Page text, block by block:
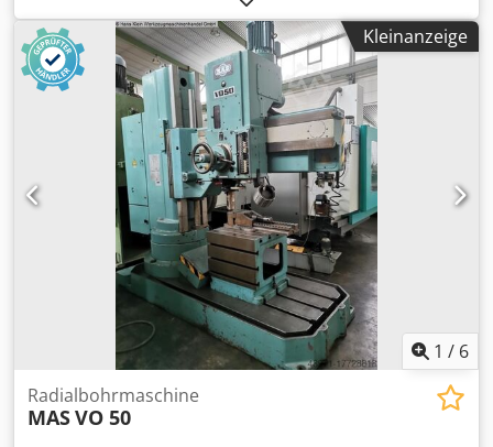
Hauptspindelantriebsleistung 65/80 kW
Hauptspindeldrehzahlen: 2800 Werkstückwechsler 12
Plätze Vorschub z-Achse 0,01-30.000 mm/min Vorschub x-
Achse 0,01-45.000 mm/min Futter Rota NCR 630 mm
Spannung 400 V Frequenz 50 Hz Steuerung Siemens 840 D
pl Gesamtleistungsbedarf 140 A Maschinengewicht ca. 18 t
Raumbedarf ca. 6,5 x 3,8 x 4,20 m Inkl. Palette mit
Werkzeugen. Werkstück Messeinrichtung Cjdpfov Rrq Dex
Ahtjrf
Kleinanzeige
1 / 6
Radialbohrmaschine
MASVO 50